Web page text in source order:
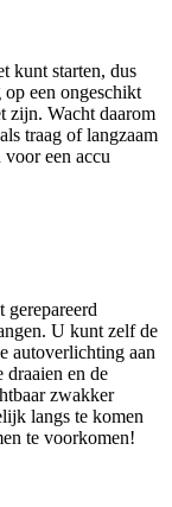
kunt starten, dus
een ongeschikt
zijn. Wacht daarom
traag of langzaam
een accu
gerepareerd
U kunt zelf de
autoverlichting aan
draaien en de
zwakker
langs te komen
te voorkomen!